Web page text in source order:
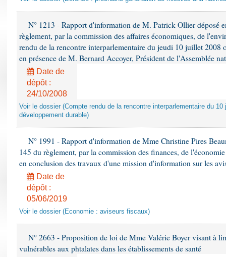
N° 1213 - Rapport d'information de M. Patrick Ollier déposé
règlement, par la commission des affaires économiques, de
rendu de la rencontre interparlementaire du jeudi 10 juillet 2008
en présence de M. Bernard Accoyer, Président de l'Assemblée
Date de
dépôt :
24/10/2008
Voir le dossier (Compte rendu de la rencontre interparlementaire du
développement durable)
N° 1991 - Rapport d'information de Mme Christine Pires
145 du règlement, par la commission des finances, de
en conclusion des travaux d'une mission d'information sur les
Date de
dépôt :
05/06/2019
Voir le dossier (Economie : aviseurs fiscaux)
N° 2663 - Proposition de loi de Mme Valérie Boyer visant à
vulnérables aux phtalates dans les établissements de santé